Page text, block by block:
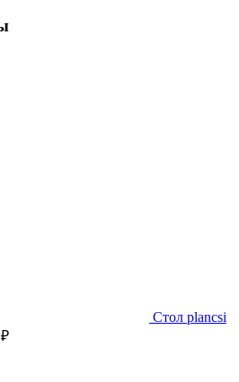
Стол plancsi
₽